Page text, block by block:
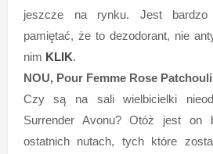
jeszcze na rynku. Jest
pamiętać, że to dezodorant, nie
nim KLIK.
NOU, Pour Femme Rose
Czy są na sali wielbicielki
Surrender Avonu? Otóż jest on
ostatnich nutach, tych które